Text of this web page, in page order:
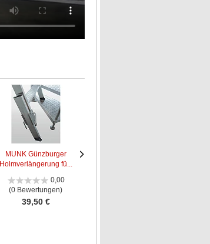
MUNK Günzburger
Holmverlängerung fü...
0,00
(0 Bewertungen)
39,50 €